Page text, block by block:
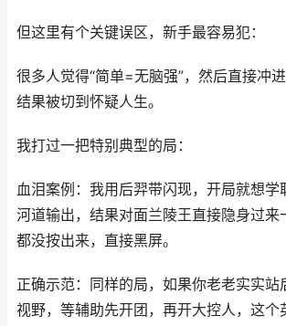
但这里有个关键误区，新手最容易犯：
很多人觉得“简单=无脑强”，然后直接冲进
结果被切到怀疑人生。
我打过一把特别典型的局：
血泪案例：我用后羿带闪现，开局就想学
河道输出，结果对面兰陵王直接隐身过来
都没按出来，直接黑屏。
正确示范：同样的局，如果你老老实实站
视野，等辅助先开团，再开大控人，这个